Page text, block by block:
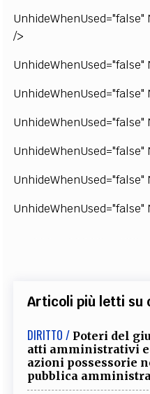
UnhideWhenUsed="false"
/>
UnhideWhenUsed="false"
UnhideWhenUsed="false"
UnhideWhenUsed="false"
UnhideWhenUsed="false"
UnhideWhenUsed="false"
UnhideWhenUsed="false"
Articoli più letti su
DIRITTO / Poteri del
atti amministrativi
azioni possessorie
pubblica